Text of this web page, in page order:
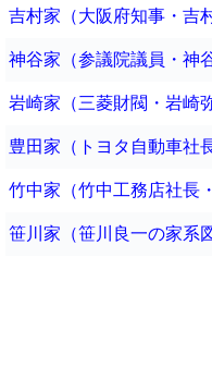
吉村家（大阪府知事・吉
神谷家（参議院議員・神
岩崎家（三菱財閥・岩崎
豊田家（トヨタ自動車社
竹中家（竹中工務店社長
笹川家（笹川良一の家系図